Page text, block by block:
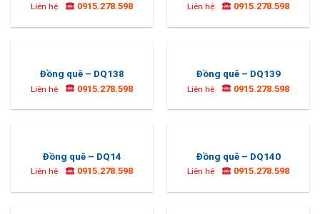
Liên hệ 0915.278.598 Liên hệ 0915.278.598
Đồng quê – DQ138
Liên hệ 0915.278.598
Đồng quê – DQ139
Liên hệ 0915.278.598
Đồng quê – DQ14
Liên hệ 0915.278.598
Đồng quê – DQ140
Liên hệ 0915.278.598